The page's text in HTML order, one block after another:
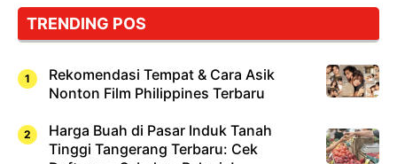
Cuma
Sushi!
TRENDING POS
Rekomendasi Tempat & Cara Asik
Nonton Film Philippines Terbaru
Harga Buah di Pasar Induk Tanah
Tinggi Tangerang Terbaru: Cek